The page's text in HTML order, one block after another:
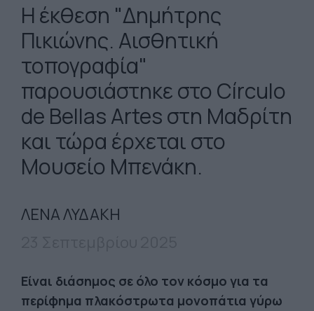
Η έκθεση "Δημήτρης
Πικιώνης. Αισθητική
τοπογραφία"
παρουσιάστηκε στο Círculo
de Bellas Artes στη Μαδρίτη
και τώρα έρχεται στο
Μουσείο Μπενάκη.
ΛΕΝΑ ΛΥΔΑΚΗ
Είναι διάσημος σε όλο τον κόσμο για τα
περίφημα πλακόστρωτα μονοπάτια γύρω